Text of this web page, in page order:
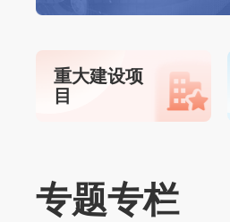
重大建设项
目
专题专栏